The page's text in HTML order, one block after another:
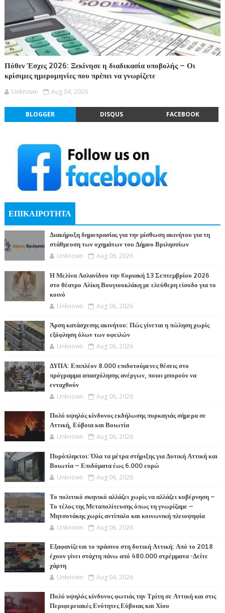
Πόθεν Έσχες 2026: Ξεκίνησε η διαδικασία υποβολής – Οι
κρίσιμες ημερομηνίες που πρέπει να γνωρίζετε
Unknown Aug 04, 2026
BLOGGER DISQUS FACEBOOK
ΕΠΙΚΑΙΡΟΤΗΤΑ
Διακήρυξη δημοπρασίας για την μίσθωση ακινήτου για τη
στάθμευση των οχημάτων του Δήμου Βριλησσίων
Unknown Aug 06, 2026
Η Μελίνα Ασλανίδου την Kυριακή 13 Σεπτεμβρίου 2026
στο θέατρο Αλίκη Βουγιουκλάκη με ελεύθερη είσοδο για το
κοινό
Unknown Aug 06, 2026
Άρση κατάσχεσης ακινήτου: Πώς γίνεται η πώληση χωρίς
εξόφληση όλων των οφειλών
Unknown Aug 06, 2026
ΔΥΠΑ: Επιπλέον 8.000 επιδοτούμενες θέσεις στο
πρόγραμμα απασχόλησης ανέργων, ποιοι μπορούν να
ενταχθούν
Unknown Aug 06, 2026
Πολύ υψηλός κίνδυνος εκδήλωσης πυρκαγιάς σήμερα σε
Αττική, Εύβοια και Βοιωτία
Unknown Aug 06, 2026
Πυρόπληκτοι: Όλα τα μέτρα στήριξης για Δυτική Αττική και
Βοιωτία – Επιδόματα έως 6.000 ευρώ
Unknown Aug 06, 2026
Το πολιτικό σκηνικό αλλάζει χωρίς να αλλάζει κυβέρνηση –
Το τέλος της Μεταπολίτευσης όπως τη γνωρίζαμε –
Μητσοτάκης χωρίς αντίπαλο και κοινωνική πλειοψηφία
Unknown Aug 06, 2026
Εξαφανίζεται το πράσινο στη δυτική Αττική: Από το 2018
έχουν γίνει στάχτη πάνω από 480.000 στρέμματα -Δείτε
χάρτη
Unknown Aug 04, 2026
Πολύ υψηλός κίνδυνος φωτιάς την Τρίτη σε Αττική και στις
Περιφερειακές Ενότητες Εύβοιας και Χίου